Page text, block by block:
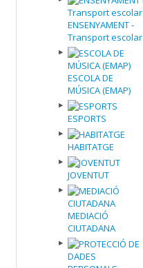
ENSENYAMENT -
Transport escolar
ESCOLA DE
MÚSICA (EMAP)
ESPORTS
HABITATGE
JOVENTUT
MEDIACIÓ
CIUTADANA